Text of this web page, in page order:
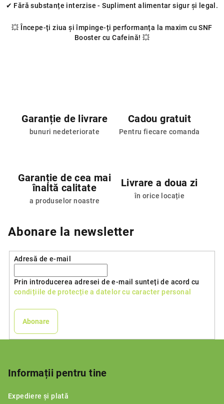
✔ Fără substanțe interzise - Supliment alimentar sigur și legal.
💥 Începe-ți ziua și împinge-ți performanța la maxim cu SNF
Booster cu Cafeină! 💥
Garanție de livrare
bunuri nedeteriorate
Cadou gratuit
Pentru fiecare comanda
Garanție de cea mai
înaltă calitate
a produselor noastre
Livrare a doua zi
în orice locație
Abonare la newsletter
Adresă de e-mail
Prin introducerea adresei de e-mail sunteți de acord cu
condițiile de protecție a datelor cu caracter personal
Abonare
Informații pentru tine
Expediere și plată